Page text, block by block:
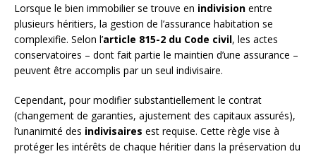
Lorsque le bien immobilier se trouve en indivision entre
plusieurs héritiers, la gestion de l’assurance habitation se
complexifie. Selon l’article 815-2 du Code civil, les actes
conservatoires – dont fait partie le maintien d’une assurance –
peuvent être accomplis par un seul indivisaire.
Cependant, pour modifier substantiellement le contrat
(changement de garanties, ajustement des capitaux assurés),
l’unanimité des indivisaires est requise. Cette règle vise à
protéger les intérêts de chaque héritier dans la préservation du